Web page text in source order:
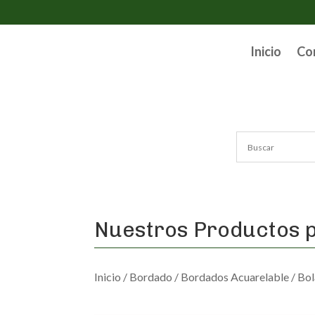
Inicio
Nuestros Productos
Inicio / Bordado / Bordados Acuarelable /